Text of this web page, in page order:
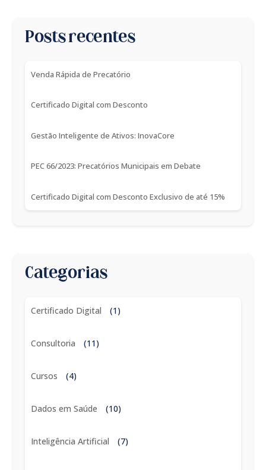
Posts recentes
Venda Rápida de Precatório
Certificado Digital com Desconto
Gestão Inteligente de Ativos: InovaCore
PEC 66/2023: Precatórios Municipais em Debate
Certificado Digital com Desconto Exclusivo de até 15%
Categorias
Certificado Digital (1)
Consultoria (11)
Cursos (4)
Dados em Saúde (10)
Inteligência Artificial (7)